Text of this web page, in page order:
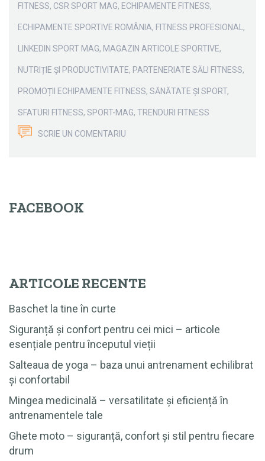
FITNESS, CSR SPORT MAG, ECHIPAMENTE FITNESS,
ECHIPAMENTE SPORTIVE ROMÂNIA, FITNESS PROFESIONAL ,
LINKEDIN SPORT MAG, MAGAZIN ARTICOLE SPORTIVE,
NUTRIȚIE ȘI PRODUCTIVITATE, PARTENERIATE SĂLI FITNESS,
PROMOȚII ECHIPAMENTE FITNESS, SĂNĂTATE ȘI SPORT,
SFATURI FITNESS, SPORT-MAG, TRENDURI FITNESS
SCRIE UN COMENTARIU
FACEBOOK
ARTICOLE RECENTE
Baschet la tine în curte
Siguranță și confort pentru cei mici – articole
esențiale pentru începutul vieții
Salteaua de yoga – baza unui antrenament echilibrat
și confortabil
Mingea medicinală – versatilitate și eficiență în
antrenamentele tale
Ghete moto – siguranță, confort și stil pentru fiecare
drum